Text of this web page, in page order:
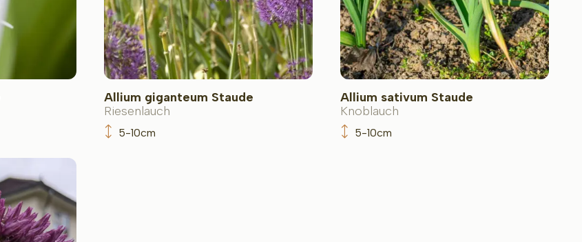
Allium giganteum Staude
Riesenlauch
5-10cm
Allium sativum Staude
Knoblauch
5-10cm